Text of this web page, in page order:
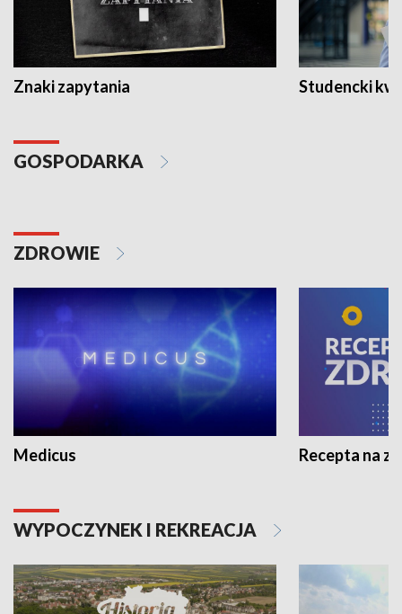
Znaki zapytania Studencki
GOSPODARKA
ZDROWIE
Medicus Recepta na
WYPOCZYNEK I REKREACJA